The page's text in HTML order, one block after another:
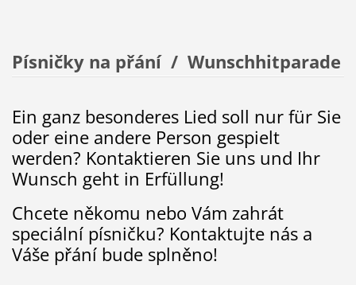
Písničky na přání / Wunschhitparade
Ein ganz besonderes Lied soll nur für Sie
oder eine andere Person gespielt
werden? Kontaktieren Sie uns und Ihr
Wunsch geht in Erfüllung!
Chcete někomu nebo Vám zahrát
speciální písničku? Kontaktujte nás a
Váše přání bude splněno!